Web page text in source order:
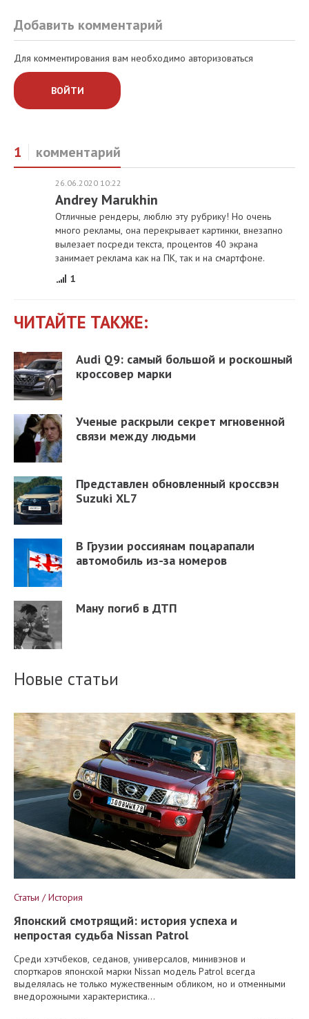
Добавить комментарий
Для комментирования вам необходимо авторизоваться
ВОЙТИ
1 комментарий
26.06.2020 10:22
Andrey Marukhin
Отличные рендеры, люблю эту рубрику! Но очень
много рекламы, она перекрывает картинки, внезапно
вылезает посреди текста, процентов 40 экрана
занимает реклама как на ПК, так и на смартфоне.
1
ЧИТАЙТЕ ТАКЖЕ:
Audi Q9: самый большой и роскошный
кроссовер марки
Ученые раскрыли секрет мгновенной
связи между людьми
Представлен обновленный кроссвэн
Suzuki XL7
В Грузии россиянам поцарапали
автомобиль из-за номеров
Ману погиб в ДТП
Новые статьи
Статьи / История
Японский смотрящий: история успеха и
непростая судьба Nissan Patrol
Среди хэтчбеков, седанов, универсалов, минивэнов и
спорткаров японской марки Nissan модель Patrol всегда
выделялась не только мужественным обликом, но и отменными
внедорожными характеристика...